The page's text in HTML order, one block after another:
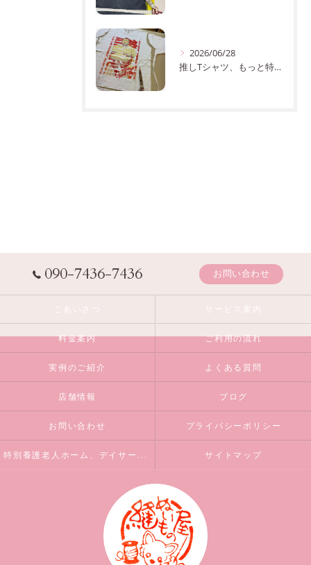
2026/06/28
推しTシャツ、もっと特別にしませんか？✨
090-7436-7436 お問い合わせ
ごあいさつ サービス案内
料金案内 ご利用の流れ
実例のご紹介 よくある質問
店舗情報 ブログ
お問い合わせ プライバシーポリシー
特別養護老人ホーム、デイサービスを運営されている方へ サイトマップ